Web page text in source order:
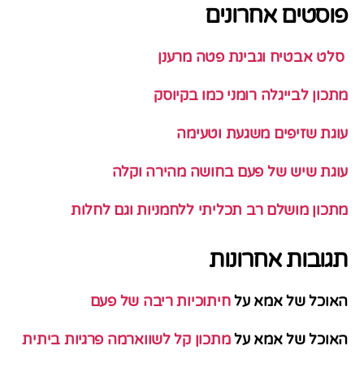
פוסטים אחרונים
סלט אבטיח וגבינת פטה מרענן
מתכון לבייגלה רומני כמו בקיוסק
עוגת שזיפים משגעת וטעימה
עוגת שיש של פעם בחושה מהירה וקלה
מתכון מושלם רב תכליתי ללחמניות וגם לחלות
תגובות אחרונות
האוכל של אמא עלחיתוכיות ריבה של פעם
האוכל של אמא עלמתכון קל לשווארמה פרגיות ביתית